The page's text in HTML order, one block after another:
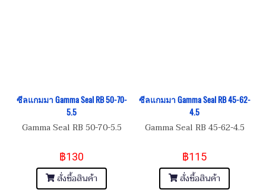
ซีลแกมมา Gamma Seal RB 50-70-
5.5
Gamma Seal RB 50-70-5.5
฿130
สั่งซื้อสินค้า
ซีลแกมมา Gamma Seal RB 45-62-
4.5
Gamma Seal RB 45-62-4.5
฿115
สั่งซื้อสินค้า